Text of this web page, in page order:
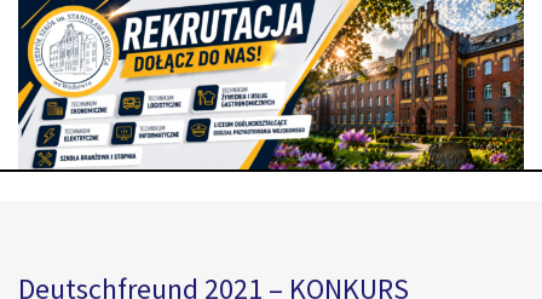
Deutschfreund 2021 – KONKURS